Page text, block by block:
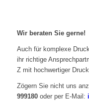
Wir beraten Sie gerne!
Auch für komplexe
ihr richtige
Z mit hochwertiger
Zögern Sie nicht uns
999180oder per E-Mail: